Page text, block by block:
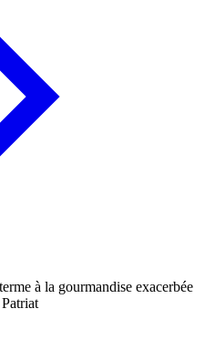
à la gourmandise exacerbée